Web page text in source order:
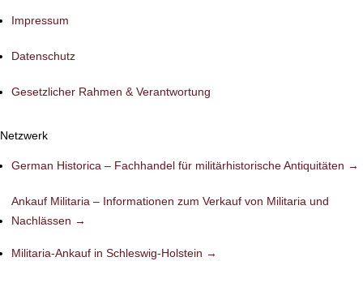
Impressum
Datenschutz
Gesetzlicher Rahmen & Verantwortung
Netzwerk
German Historica – Fachhandel für militärhistorische Antiquitäten →
Ankauf Militaria – Informationen zum Verkauf von Militaria und
Nachlässen →
Militaria-Ankauf in Schleswig-Holstein →